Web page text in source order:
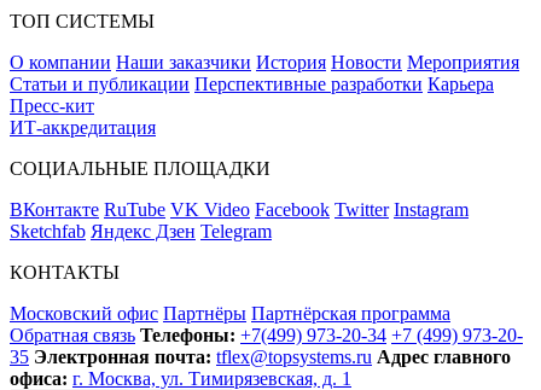
ТОП СИСТЕМЫ
О компании Наши заказчики История Новости Мероприятия
Статьи и публикации Перспективные разработки Карьера
Пресс-кит
ИТ-аккредитация
СОЦИАЛЬНЫЕ ПЛОЩАДКИ
ВКонтакте RuTube VK Video Facebook Twitter Instagram
Sketchfab Яндекс Дзен Telegram
КОНТАКТЫ
Московский офис Партнёры Партнёрская программа
Обратная связь Телефоны: +7(499) 973-20-34 +7 (499) 973-20-
35 Электронная почта: tflex@topsystems.ru Адрес главного
офиса: г. Москва, ул. Тимирязевская, д. 1